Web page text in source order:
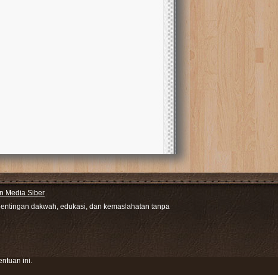
Media Siber
dakwah, edukasi, dan kemaslahatan tanpa
ini.